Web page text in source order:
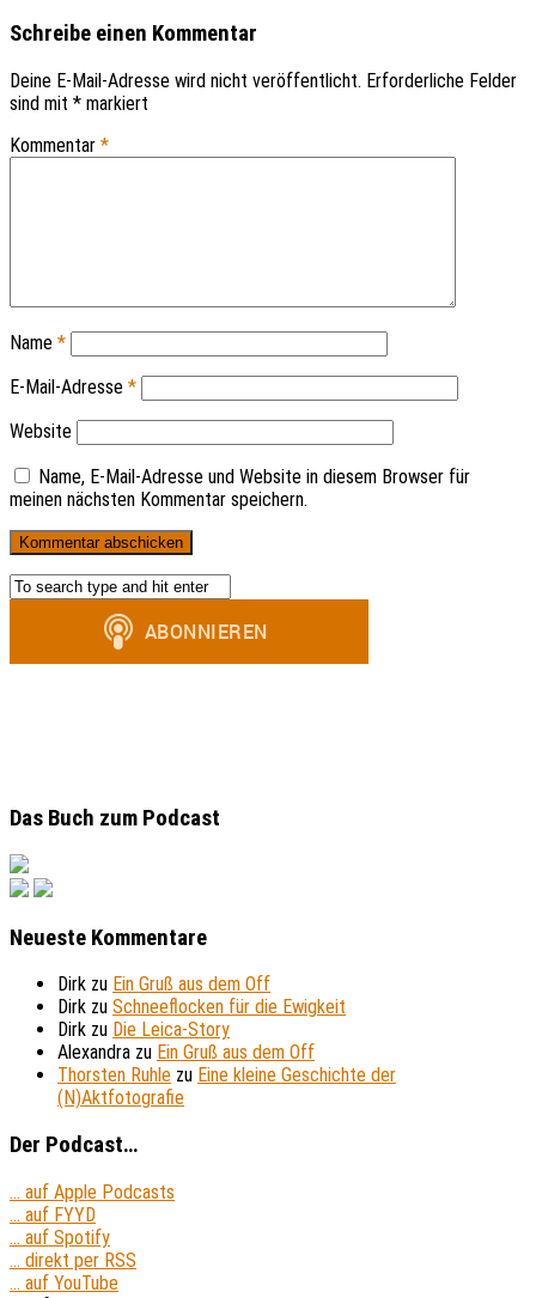
Schreibe einen Kommentar
Deine E-Mail-Adresse wird nicht veröffentlicht. Erforderliche Felder
sind mit * markiert
Kommentar *
Name *
E-Mail-Adresse *
Website
Name, E-Mail-Adresse und Website in diesem Browser für
meinen nächsten Kommentar speichern.
Das Buch zum Podcast
Neueste Kommentare
Dirk zu Ein Gruß aus dem Off
Dirk zu Schneeflocken für die Ewigkeit
Dirk zu Die Leica-Story
Alexandra zu Ein Gruß aus dem Off
Thorsten Ruhle zu Eine kleine Geschichte der
(N)Aktfotografie
Der Podcast…
... auf Apple Podcasts
... auf FYYD
... auf Spotify
... direkt per RSS
... auf YouTube